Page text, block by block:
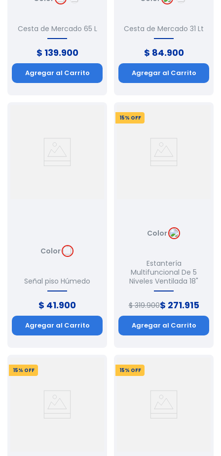
Cesta de Mercado 65 L
$ 139.900
Agregar al Carrito
Cesta de Mercado 31 Lt
$ 84.900
Agregar al Carrito
Color
Señal piso Húmedo
$ 41.900
Agregar al Carrito
15% OFF
Color
Estantería
Multifuncional De 5
Niveles Ventilada 18"
$ 319.900$ 271.915
Agregar al Carrito
15% OFF 15% OFF